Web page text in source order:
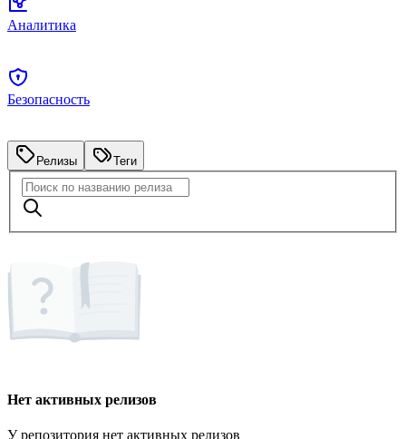
Аналитика
Безопасность
Релизы Теги
Нет активных релизов
У репозитория нет активных релизов